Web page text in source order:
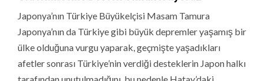
Japonya’nın Türkiye Büyükelçisi Masam Tamura
Japonya’nın da Türkiye gibi büyük depremler yaşamış bir
ülke olduğuna vurgu yaparak, geçmişte yaşadıkları
afetler sonrası Türkiye’nin verdiği desteklerin Japon halkı